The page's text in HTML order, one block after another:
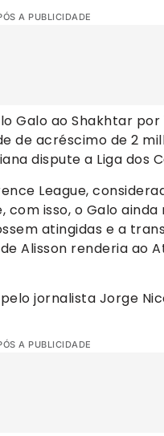
A PUBLICIDADE
Galo ao Shakhtar por
de acréscimo de 2
dispute a Liga dos
League,
isso, o Galo
atingidas e a
Alisson renderia ao
jornalista Jorge
A PUBLICIDADE